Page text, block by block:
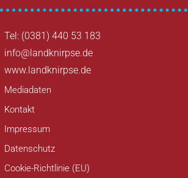
Tel: (0381) 440 53 183
info@landknirpse.de
www.landknirpse.de
Mediadaten
Kontakt
Impressum
Datenschutz
Cookie-Richtlinie (EU)